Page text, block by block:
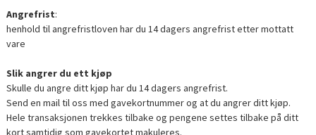
Angrefrist:
henhold til angrefristloven har du 14 dagers angrefrist etter mottatt
vare
Slik angrer du ett kjøp
Skulle du angre ditt kjøp har du 14 dagers angrefrist.
Send en mail til oss med gavekortnummer og at du angrer ditt kjøp.
Hele transaksjonen trekkes tilbake og pengene settes tilbake på ditt
kort samtidig som gavekortet makuleres.